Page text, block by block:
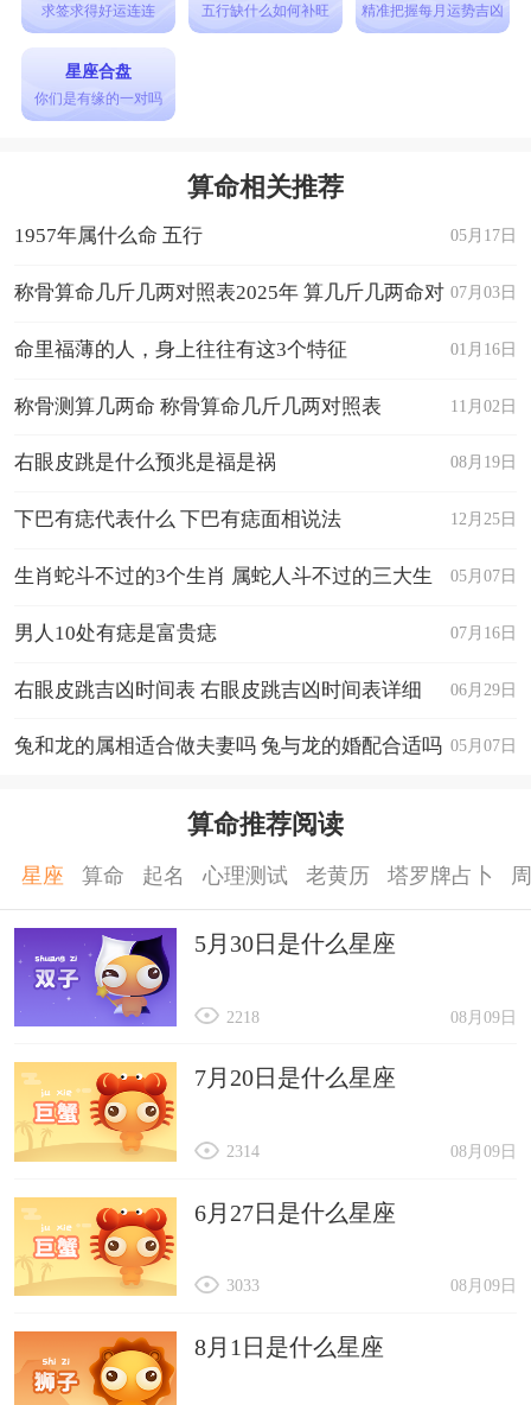
求签求得好运连连 五行缺什么如何补旺 精准把握每月运势吉凶
星座合盘
你们是有缘的一对吗
算命相关推荐
05月17日
1957年属什么命 五行
07月03日
称骨算命几斤几两对照表2025年 算几斤几两命对
照表 01月16日
命里福薄的人，身上往往有这3个特征
11月02日
称骨测算几两命 称骨算命几斤几两对照表
08月19日
右眼皮跳是什么预兆是福是祸
12月25日
下巴有痣代表什么 下巴有痣面相说法
05月07日
生肖蛇斗不过的3个生肖 属蛇人斗不过的三大生
肖 07月16日
男人10处有痣是富贵痣
06月29日
右眼皮跳吉凶时间表 右眼皮跳吉凶时间表详细
05月07日
兔和龙的属相适合做夫妻吗 兔与龙的婚配合适吗
算命推荐阅读
星座 算命 起名 心理测试 老黄历 塔罗牌占卜
5月30日是什么星座
08月09日
2218
7月20日是什么星座
08月09日
2314
6月27日是什么星座
08月09日
3033
8月1日是什么星座